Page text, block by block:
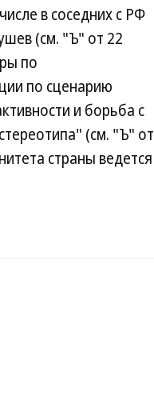
в соседних с РФ
(см. "Ъ" от 22
по
по сценарию
и борьба с
(см. "Ъ" от
страны ведется